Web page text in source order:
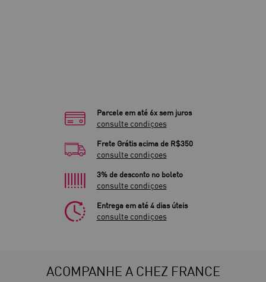
Parcele em até 6x sem juros
consulte condiçoes
Frete Grátis acima de R$350
consulte condiçoes
3% de desconto no boleto
consulte condiçoes
Entrega em até 4 dias úteis
consulte condiçoes
ACOMPANHE A CHEZ FRANCE